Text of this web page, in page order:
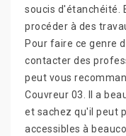
soucis d'étanchéité.
procéder à des
Pour faire ce genre
contacter des
peut vous
Couvreur 03. Il a
et sachez qu'il peut
accessibles à